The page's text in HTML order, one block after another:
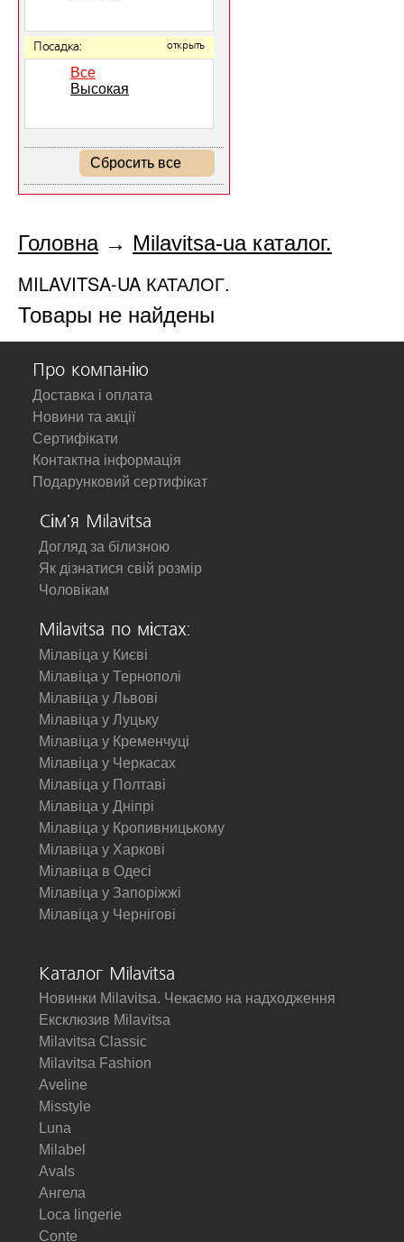
Посадка: открыть
Все
Высокая
Сбросить все
Головна→ Milavitsa-ua каталог.
MILAVITSA-UA КАТАЛОГ.
Товары не найдены
Про компанію
Доставка і оплата
Новини та акції
Сертифікати
Контактна інформація
Подарунковий сертифікат
Сім'я Milavitsa
Догляд за білизною
Як дізнатися свій розмір
Чоловікам
Milavitsa по містах:
Мілавіца у Києві
Мілавіца у Тернополі
Мілавіца у Львові
Мілавіца у Луцьку
Мілавіца у Кременчуці
Мілавіца у Черкасах
Мілавіца у Полтаві
Мілавіца у Дніпрі
Мілавіца у Кропивницькому
Мілавіца у Харкові
Мілавіца в Одесі
Мілавіца у Запоріжжі
Мілавіца у Чернігові
Каталог Milavitsa
Новинки Milavitsa. Чекаємо на надходження
Ексклюзив Milavitsa
Milavitsa Classic
Milavitsa Fashion
Aveline
Misstyle
Luna
Milabel
Avals
Ангела
Loca lingerie
Conte